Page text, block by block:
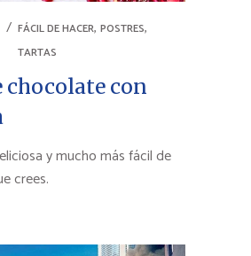
FÁCIL DE HACER, POSTRES,
TARTAS
chocolate con
y mucho más fácil de
crees.